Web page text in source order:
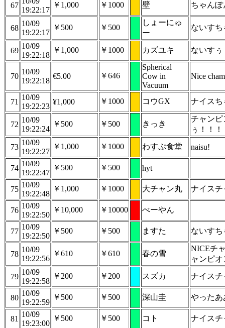
67
19:22:17
￥1,000 ￥1000 壁 ちゃん
68
10/09
19:22:17
￥500 ￥500
しょーにゅ
ー
ないす
69
10/09
19:22:18
￥1,000 ￥1000 カズユキ ないすぅ
70
10/09
19:22:18
€5.00 ￥646
Spherical
Cow in
Vacuum
Nice
71
10/09
19:22:23
¥1,000 ￥1000 コウGX ナイスち
72
10/09
19:22:24
￥500 ￥500 きっき
チャンピ
ぅ！！！
73
10/09
19:22:27
￥1,000 ￥1000 わすぷ食堂 naisu!
74
10/09
19:22:47
￥500 ￥500 hyt
75
10/09
19:22:48
￥1,000 ￥1000 大チャン丸 ナイス
76
10/09
19:22:50
￥10,000 ￥10000 べーやん
77
10/09
19:22:50
￥500 ￥500 ますた ないす
78
10/09
19:22:56
￥610 ￥610 春の雪
NICEチ
ャンピ
79
10/09
19:22:58
￥200 ￥200 スズカ ナイスチ
80
10/09
19:22:59
￥500 ￥500 深山圭 やったあ
81
10/09
19:23:00
￥500 ￥500 コト ナイスチ